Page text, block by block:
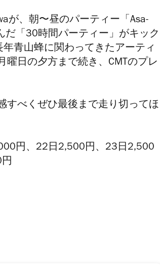
が、朝〜昼のパーティー「Asa-
「30時間パーティー」がキック
年青山蜂に関わってきたアーティ
日の夕方まで続き、CMTのプレ
すべくぜひ最後まで走り切ってほ
円、22日2,500円、23日2,500